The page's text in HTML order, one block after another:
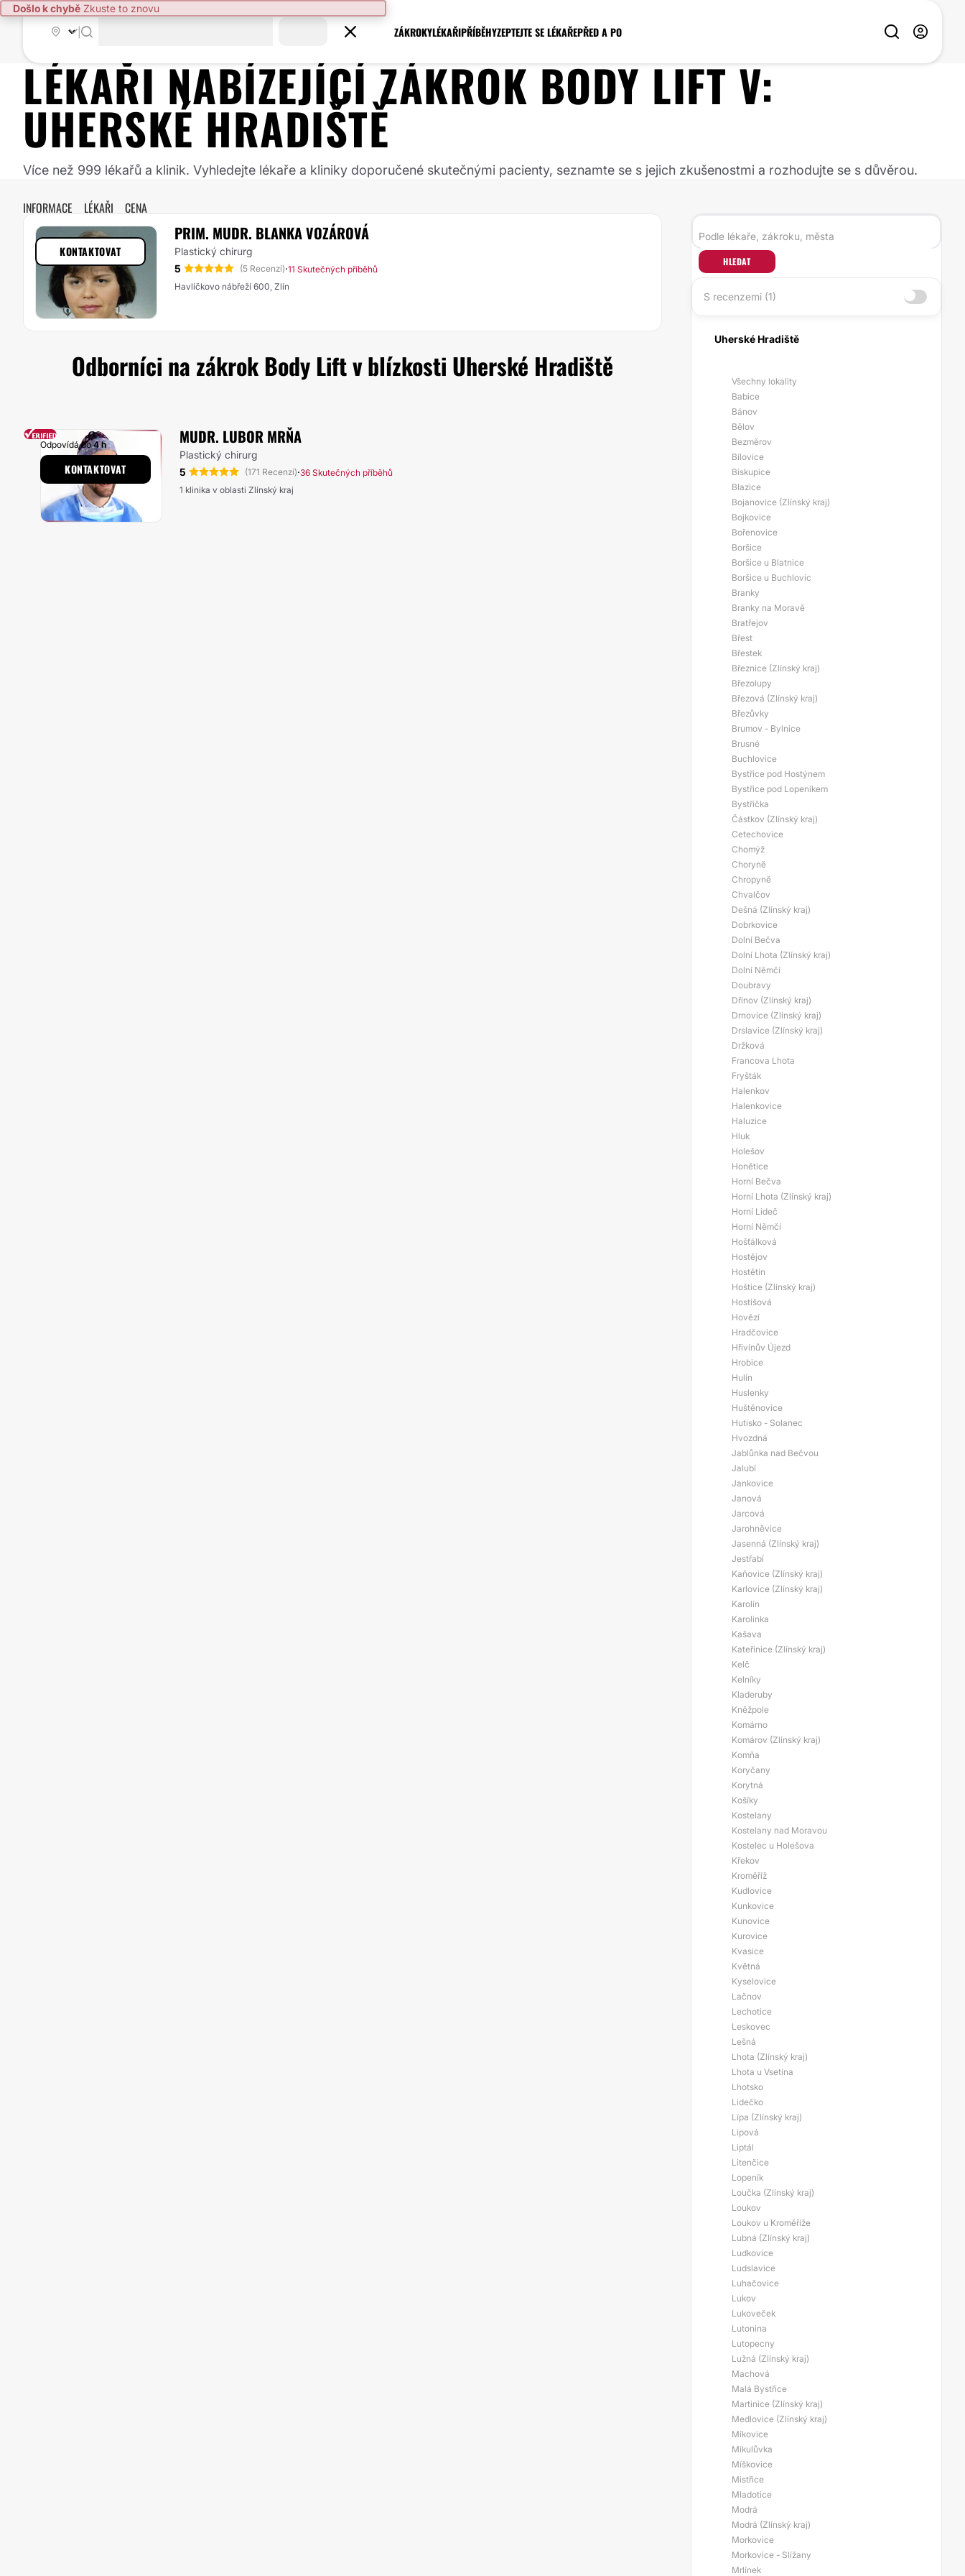
Došlo k chybě Zkuste to znovu
ZÁKROKYLÉKAŘIPŘÍBĚHYZEPTEJTE SE LÉKAŘEPŘED A PO
LÉKAŘI NABÍZEJÍCÍ ZÁKROKBODY LIFTV:
UHERSKÉ HRADIŠTĚ
Více než 999 lékařů a klinik. Vyhledejte lékaře a kliniky doporučené skutečnými pacienty, seznamte se s jejich zkušenostmi a rozhodujte se s důvěrou.
INFORMACE LÉKAŘI CENA
PRIM. MUDR. BLANKA VOZÁROVÁ
Plastický chirurg
5
(5 Recenzí)·11 Skutečných příběhů
Havlíčkovo nábřeží 600, Zlín
KONTAKTOVAT
Odborníci na zákrok Body Lift v blízkosti Uherské Hradiště
MUDR. LUBOR MRŇA
Plastický chirurg
5
(171 Recenzí)·36 Skutečných příběhů
1 klinika v oblasti Zlínský kraj
Odpovídá do4 h
KONTAKTOVAT
HLEDAT
S recenzemi (1)
Uherské Hradiště
Všechny lokality
Babice
Bánov
Bělov
Bezměrov
Bílovice
Biskupice
Blazice
Bojanovice (Zlínský kraj)
Bojkovice
Bořenovice
Boršice
Boršice u Blatnice
Boršice u Buchlovic
Branky
Branky na Moravě
Bratřejov
Břest
Břestek
Březnice (Zlínský kraj)
Březolupy
Březová (Zlínský kraj)
Březůvky
Brumov - Bylnice
Brusné
Buchlovice
Bystřice pod Hostýnem
Bystřice pod Lopeníkem
Bystřička
Částkov (Zlínský kraj)
Cetechovice
Chomýž
Choryně
Chropyně
Chvalčov
Dešná (Zlínský kraj)
Dobrkovice
Dolní Bečva
Dolní Lhota (Zlínský kraj)
Dolní Němčí
Doubravy
Dřínov (Zlínský kraj)
Drnovice (Zlínský kraj)
Drslavice (Zlínský kraj)
Držková
Francova Lhota
Fryšták
Halenkov
Halenkovice
Haluzice
Hluk
Holešov
Honětice
Horní Bečva
Horní Lhota (Zlínský kraj)
Horní Lideč
Horní Němčí
Hošťálková
Hostějov
Hostětín
Hoštice (Zlínský kraj)
Hostišová
Hovězí
Hradčovice
Hřivínův Újezd
Hrobice
Hulín
Huslenky
Huštěnovice
Hutisko - Solanec
Hvozdná
Jablůnka nad Bečvou
Jalubí
Jankovice
Janová
Jarcová
Jarohněvice
Jasenná (Zlínský kraj)
Jestřabí
Kaňovice (Zlínský kraj)
Karlovice (Zlínský kraj)
Karolín
Karolinka
Kašava
Kateřinice (Zlínský kraj)
Kelč
Kelníky
Kladeruby
Kněžpole
Komárno
Komárov (Zlínský kraj)
Komňa
Koryčany
Korytná
Košíky
Kostelany
Kostelany nad Moravou
Kostelec u Holešova
Křekov
Kroměříž
Kudlovice
Kunkovice
Kunovice
Kurovice
Kvasice
Květná
Kyselovice
Lačnov
Lechotice
Leskovec
Lešná
Lhota (Zlínský kraj)
Lhota u Vsetína
Lhotsko
Lidečko
Lípa (Zlínský kraj)
Lipová
Liptál
Litenčice
Lopeník
Loučka (Zlínský kraj)
Loukov
Loukov u Kroměříže
Lubná (Zlínský kraj)
Ludkovice
Ludslavice
Luhačovice
Lukov
Lukoveček
Lutonina
Lutopecny
Lužná (Zlínský kraj)
Machová
Malá Bystřice
Martinice (Zlínský kraj)
Medlovice (Zlínský kraj)
Míkovice
Mikulůvka
Míškovice
Mistřice
Mladotice
Modrá
Modrá (Zlínský kraj)
Morkovice
Morkovice - Slížany
Mrlínek